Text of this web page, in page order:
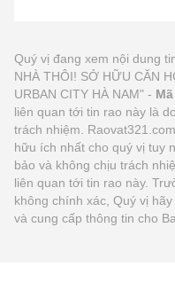
Quý vị đang xem nội dung
NHÀ THÔI! SỞ HỮU CĂN
URBAN CITY HÀ NAM" -
liên quan tới tin rao này là
trách nhiệm.
hữu ích nhất cho quý vị tuy
bảo và không chịu trách
liên quan tới tin rao này.
không chính xác, Quý vị
và cung cấp thông tin cho